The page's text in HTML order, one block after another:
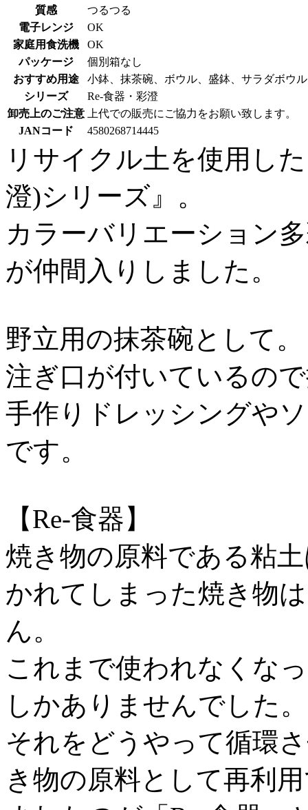
質感
つるつる
電子レンジ
OK
家庭用食洗機
OK
パッケージ
個別箱なし
おすすめ用途
小鉢、抹茶碗、ボウル、盛鉢、サラダボウ
シリーズ
Re-食器・彩澄
卸売上のご注意
上代での販売にご協力をお願い致します。
JANコード
4580268714445
リサイクル土を使用し
澄)シリーズ』。
カラーバリエーション
が仲間入りしました。
野立用の抹茶碗として。
注ぎ口が付いているの
手作りドレッシングや
です。
【Re-食器】
焼き物の原料である粘
かれてしまった焼き物
ん。
これまで使われなくな
しかありませんでした。
それをどうやって循環
き物の原料として再利